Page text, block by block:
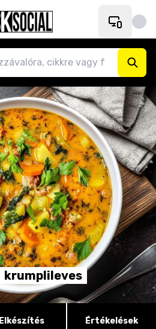
krumplileves
Elkészítés Értékelések